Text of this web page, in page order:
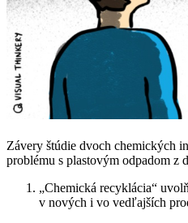
Závery štúdie dvoch chemických
problému s plastovým odpadom z
„Chemická recyklácia“
v nových i vo vedľajších